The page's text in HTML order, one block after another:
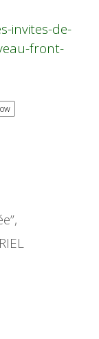
invites-de-
front-